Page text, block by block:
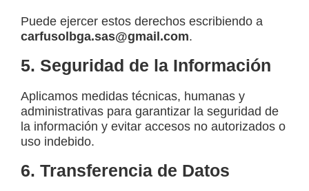
Puede ejercer estos derechos escribiendo a
carfusolbga.sas@gmail.com.
5. Seguridad de la Información
Aplicamos medidas técnicas, humanas y
administrativas para garantizar la seguridad de
la información y evitar accesos no autorizados o
uso indebido.
6. Transferencia de Datos